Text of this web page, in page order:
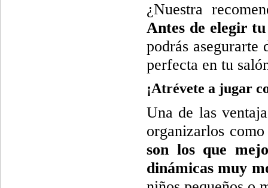
¿Nuestra
Antes de elegir
podrás
perfecta en tu
¡Atrévete a jugar
Una de las
organizarlos
son los que
dinámicas muy